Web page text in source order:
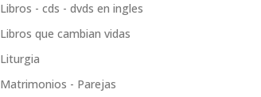
Libros - cds - dvds en ingles
Libros que cambian vidas
Liturgia
Matrimonios - Parejas